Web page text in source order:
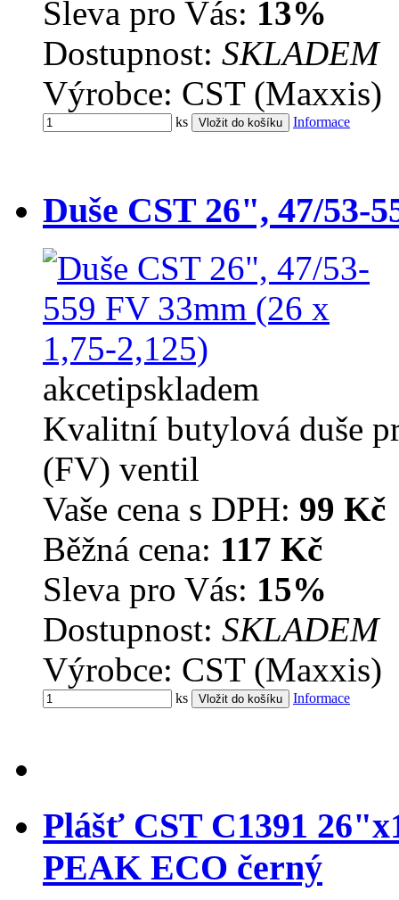
Sleva pro Vás: 13%
Dostupnost: SKLADEM
Výrobce: CST (Maxxis)
ks Informace
Duše CST 26", 47/53-
akcetipskladem
Kvalitní butylová duše
(FV) ventil
Vaše cena s DPH: 99 Kč
Běžná cena: 117 Kč
Sleva pro Vás: 15%
Dostupnost: SKLADEM
Výrobce: CST (Maxxis)
ks Informace
Plášť CST C1391
PEAK ECO černý